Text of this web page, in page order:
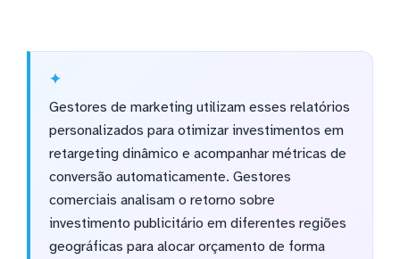
Gestores de marketing utilizam esses relatórios
personalizados para otimizar investimentos em
retargeting dinâmico e acompanhar métricas de
conversão automaticamente. Gestores
comerciais analisam o retorno sobre
investimento publicitário em diferentes regiões
geográficas para alocar orçamento de forma